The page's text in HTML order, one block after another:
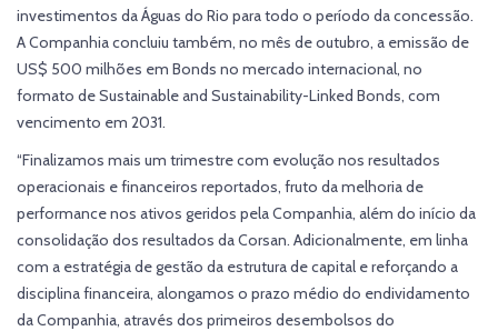
investimentos da Águas do Rio para todo o período da concessão.
A Companhia concluiu também, no mês de outubro, a emissão de
US$ 500 milhões em Bonds no mercado internacional, no
formato de Sustainable and Sustainability-Linked Bonds, com
vencimento em 2031.
“Finalizamos mais um trimestre com evolução nos resultados
operacionais e financeiros reportados, fruto da melhoria de
performance nos ativos geridos pela Companhia, além do início da
consolidação dos resultados da Corsan. Adicionalmente, em linha
com a estratégia de gestão da estrutura de capital e reforçando a
disciplina financeira, alongamos o prazo médio do endividamento
da Companhia, através dos primeiros desembolsos do